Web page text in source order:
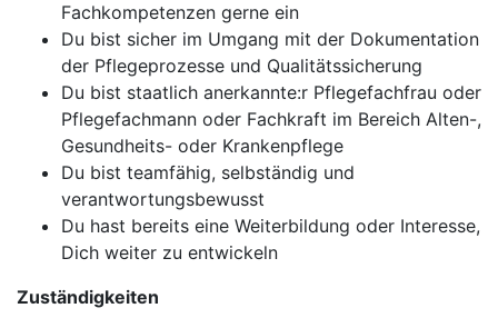
Fachkompetenzen gerne ein
Du bist sicher im Umgang mit der Dokumentation
der Pflegeprozesse und Qualitätssicherung
Du bist staatlich anerkannte:r Pflegefachfrau oder
Pflegefachmann oder Fachkraft im Bereich Alten-,
Gesundheits- oder Krankenpflege
Du bist teamfähig, selbständig und
verantwortungsbewusst
Du hast bereits eine Weiterbildung oder Interesse,
Dich weiter zu entwickeln
Zuständigkeiten